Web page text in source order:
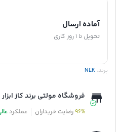
آماده ارسال
تحویل تا 1 روز کاری
برند: NEK
فروشگاه مولتی برند کاز ابزار
96%رضایت خریداران عملکرد